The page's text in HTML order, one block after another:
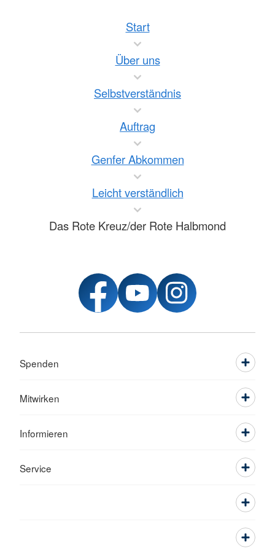
Start
Über uns
Selbstverständnis
Auftrag
Genfer Abkommen
Leicht verständlich
Das Rote Kreuz/der Rote Halbmond
Spenden
Mitwirken
Informieren
Service